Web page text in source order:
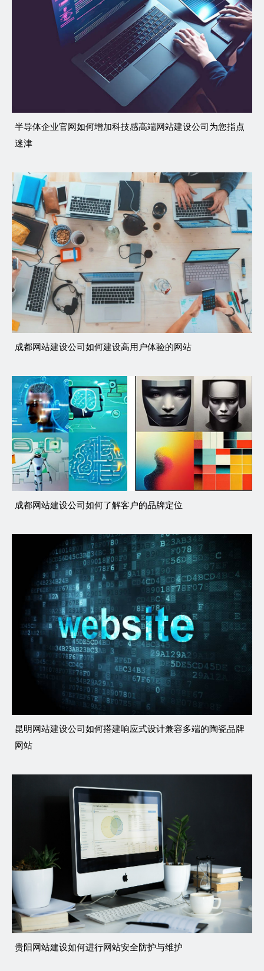
半导体企业官网如何增加科技感高端网站建设公司为您指点
迷津
成都网站建设公司如何建设高用户体验的网站
成都网站建设公司如何了解客户的品牌定位
昆明网站建设公司如何搭建响应式设计兼容多端的陶瓷品牌
网站
贵阳网站建设如何进行网站安全防护与维护